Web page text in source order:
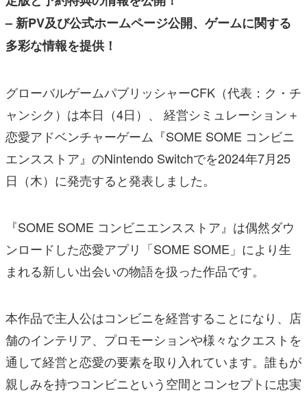
– 新PV及び公式ホームページ公開、ゲームに関する
多彩な情報を提供！
グローバルゲームパブリッシャーCFK（代表：ク・チ
ャンシク）は本日（4日）、 経営シミュレーション＋
恋愛アドベンチャーゲーム『SOME SOME コンビニ
エンスストア』のNintendo Switchでを2024年7月25
日（木）に発売すると発表しました。
『SOME SOME コンビニエンスストア』は偶然ダウ
ンロードした恋愛アプリ「SOME SOME」により生
まれる新しい出会いの物語を扱った作品です。
本作品で主人公はコンビニを経営することになり、店
舗のインテリア、プロモーションや様々なクエストを
通して経営と恋愛の要素を取り入れています。誰もが
親しみを持つコンビニという空間とコンセプトに忠実